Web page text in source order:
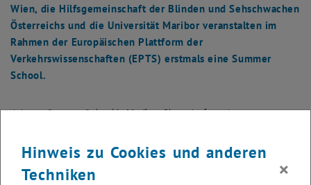
Wien, die Hilfsgemeinschaft der Blinden und Sehschwachen
Österreichs und die Universität Maribor veranstalten im
Rahmen der Europäischen Plattform der
Verkehrswissenschaften (EPTS) erstmals eine Summer
School.
Join ourSummer School, öffnet eine externe URL in einem neuen
in Maribor, Slovenia, focusing on
with experts, individuals with disabilities, and students of different
disciplines, we shall explore how to create a barrier-free system for
all. Through lectures and workshops, we shall design an accessible
Hinweis zu Cookies und anderen
Techniken
×